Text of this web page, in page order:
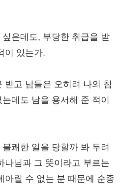
은데도, 부당한 취급을 받
이 있는가.
받고 남들은 오히려 나의 침
데도 남을 용서해 준 적이
쾌한 일을 당할까 봐 두려
나님과 그 뜻이라고 부르는
아릴 수 없는 분 때문에 순종